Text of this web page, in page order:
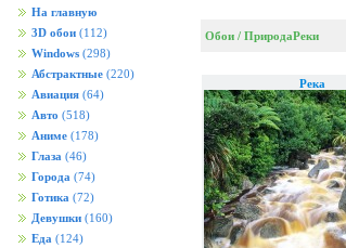
На главную
3D обои (112)
Windows (298)
Абстрактные (220)
Авиация (64)
Авто (518)
Аниме (178)
Глаза (46)
Города (74)
Готика (72)
Девушки (160)
Еда (124)
Обои / ПриродаРеки
Река